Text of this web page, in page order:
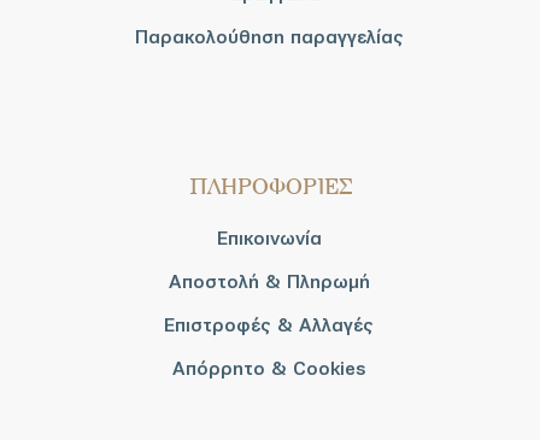
Παρακολούθηση παραγγελίας
ΠΛΗΡΟΦΟΡΙΕΣ
Επικοινωνία
Αποστολή & Πληρωμή
Επιστροφές & Αλλαγές
Απόρρητο & Cookies